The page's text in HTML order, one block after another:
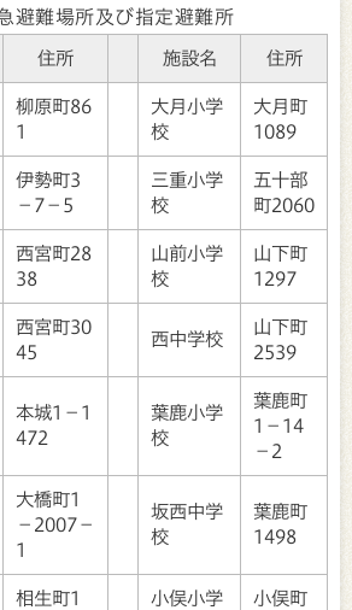
避難場所及び指定避難所
住所 施設名 住所
柳原町86
1
大月小学
校
大月町
1089
伊勢町3
－7－5
三重小学
校
五十部
町2060
西宮町28
38
山前小学
校
山下町
1297
西宮町30
45
西中学校
山下町
2539
本城1－1
472
葉鹿小学
校
葉鹿町
1－14
－2
大橋町1
－2007－
1
坂西中学
校
葉鹿町
1498
相生町1
小俣小学
小俣町